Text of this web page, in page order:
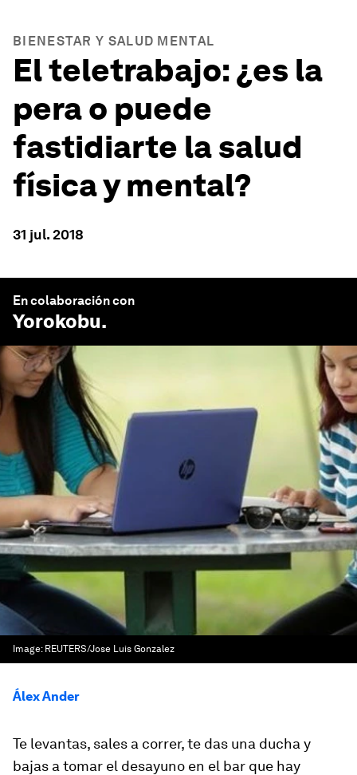
BIENESTAR Y SALUD MENTAL
El teletrabajo: ¿es la
pera o puede
fastidiarte la salud
física y mental?
31 jul. 2018
En colaboración con
Yorokobu.
Image: REUTERS/Jose Luis Gonzalez
Álex Ander
Te levantas, sales a correr, te das una ducha y
bajas a tomar el desayuno en el bar que hay